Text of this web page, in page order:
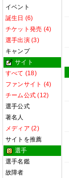
イベント
誕生日 (6)
チケット発売 (4)
選手出演 (3)
キャンプ
サイト
すべて (18)
ファンサイト (4)
チーム公式 (12)
選手公式
著名人
メディア (2)
サイトを推薦
選手
選手名鑑
故障者